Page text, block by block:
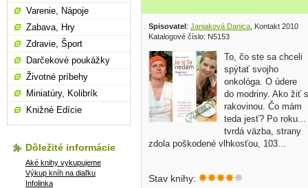
Spisovatel: Janiaková Danica , Kontakt 2010
Katalogové číslo: N5153
To, čo ste sa chceli
spýtať svojho
onkológa. O údere
do modriny. Ako žiť s
rakovinou. Čo mám
teda jesť? Po roku...
tvrdá väzba, strany
zdola poškodené vlhkosťou, 103...
Stav knihy:
Varenie, Nápoje
Zabava, Hry
Zdravie, Šport
Darčekové poukážky
Životné príbehy
Miniatúry, Kolibrík
Knižné Edície
Dôležité informácie
Aké knihy vykupujeme
Výkup kníh na diaľku
Infolinka